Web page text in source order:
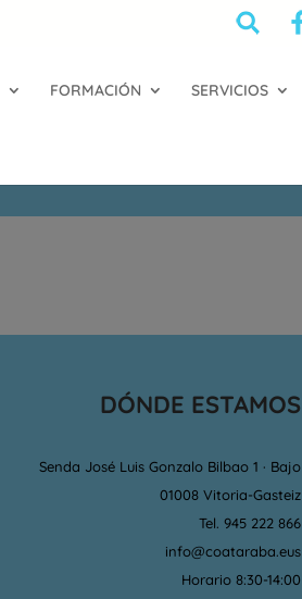
FORMACIÓN SERVICIOS
DÓNDE ESTAMOS
Senda José Luis Gonzalo Bilbao 1 · Bajo
01008 Vitoria-Gasteiz
Tel. 945 222 866
info@coataraba.eus
Horario 8:30-14:00